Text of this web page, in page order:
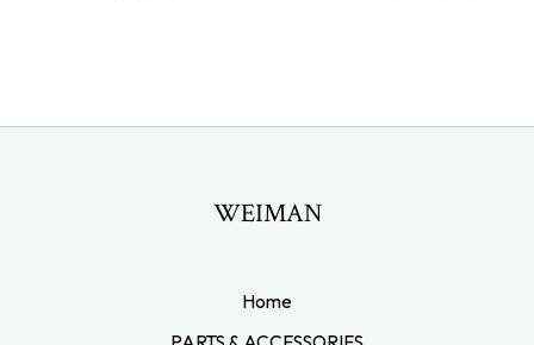
WEIMAN
Home